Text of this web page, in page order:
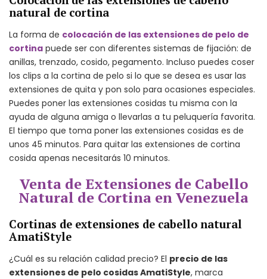
natural de cortina
La forma de colocación de las extensiones de pelo de
cortina puede ser con diferentes sistemas de fijación: de
anillas, trenzado, cosido, pegamento. Incluso puedes coser
los clips a la cortina de pelo si lo que se desea es usar las
extensiones de quita y pon solo para ocasiones especiales.
Puedes poner las extensiones cosidas tu misma con la
ayuda de alguna amiga o llevarlas a tu peluquería favorita.
El tiempo que toma poner las extensiones cosidas es de
unos 45 minutos. Para quitar las extensiones de cortina
cosida apenas necesitarás 10 minutos.
Venta de Extensiones de Cabello
Natural de Cortina en Venezuela
Cortinas de extensiones de cabello natural
AmatiStyle
¿Cuál es su relación calidad precio? El precio de las
extensiones de pelo cosidas AmatiStyle, marca